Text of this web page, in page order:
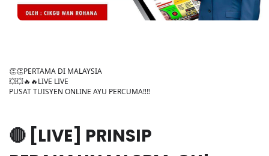
👏👏PERTAMA DI MALAYSIA
💥💥🔥🔥LIVE LIVE
PUSAT TUISYEN ONLINE AYU PERCUMA‼️‼️
🔴 [LIVE] PRINSIP